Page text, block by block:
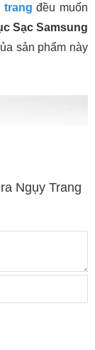
trang đều muốn
Sạc Samsung
sản phẩm này
CỤC SẠC
Ngụy Trang